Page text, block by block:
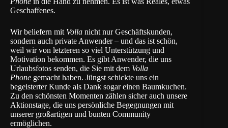
Geschaffenes.
Wir beliefern mit Volla nicht nur Geschäftskunden,
sondern auch private Anwender – und das ist schön,
weil wir von letzteren so viel Unterstützung und
Motivation bekommen. Es gibt Anwender, die uns
Urlaubsfotos senden, die Sie mit dem Volla
Phone gemacht haben. Jüngst schickte uns ein
begeisterter Kunde als Dank sogar einen Baumkuchen.
Zu den schönsten Momenten zählen sicher auch unsere
Aktionstage, die uns persönliche Begegnungen mit
unserer großartigen und bunten Community
ermöglichen.